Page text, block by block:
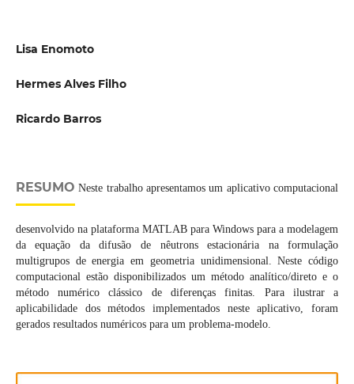
Lisa Enomoto
Hermes Alves Filho
Ricardo Barros
RESUMO Neste trabalho apresentamos um aplicativo computacional
desenvolvido na plataforma MATLAB para Windows para a modelagem
da equação da difusão de nêutrons estacionária na formulação
multigrupos de energia em geometria unidimensional. Neste código
computacional estão disponibilizados um método analítico/direto e o
método numérico clássico de diferenças finitas. Para ilustrar a
aplicabilidade dos métodos implementados neste aplicativo, foram
gerados resultados numéricos para um problema-modelo.